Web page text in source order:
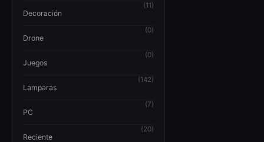
(11)
Decoración
(0)
Drone
(0)
Juegos
(142)
Lamparas
(7)
PC
(20)
Reciente